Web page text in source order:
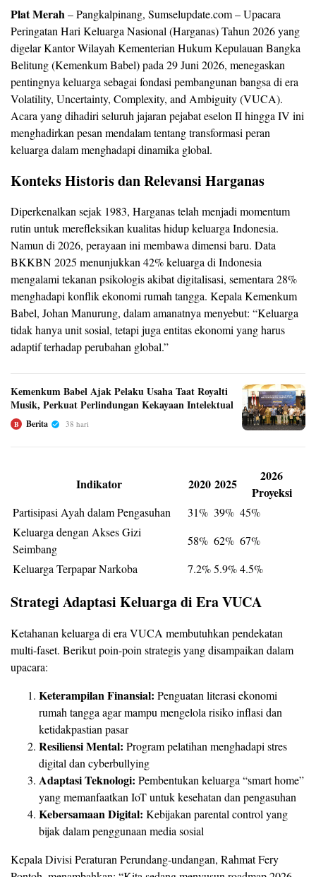
Plat Merah– Pangkalpinang, Sumselupdate.com – Upacara
Peringatan Hari Keluarga Nasional (Harganas) Tahun 2026 yang
digelar Kantor Wilayah Kementerian Hukum Kepulauan Bangka
Belitung (Kemenkum Babel) pada 29 Juni 2026, menegaskan
pentingnya keluarga sebagai fondasi pembangunan bangsa di era
Volatility, Uncertainty, Complexity, and Ambiguity (VUCA).
Acara yang dihadiri seluruh jajaran pejabat eselon II hingga IV ini
menghadirkan pesan mendalam tentang transformasi peran
keluarga dalam menghadapi dinamika global.
Konteks Historis dan Relevansi Harganas
Diperkenalkan sejak 1983, Harganas telah menjadi momentum
rutin untuk merefleksikan kualitas hidup keluarga Indonesia.
Namun di 2026, perayaan ini membawa dimensi baru. Data
BKKBN 2025 menunjukkan 42% keluarga di Indonesia
mengalami tekanan psikologis akibat digitalisasi, sementara 28%
menghadapi konflik ekonomi rumah tangga. Kepala Kemenkum
Babel, Johan Manurung, dalam amanatnya menyebut: “Keluarga
tidak hanya unit sosial, tetapi juga entitas ekonomi yang harus
adaptif terhadap perubahan global.”
Kemenkum Babel Ajak Pelaku Usaha Taat Royalti
Musik, Perkuat Perlindungan Kekayaan Intelektual
B Berita 38 hari
Indikator 2020 2025
2026
Proyeksi
Partisipasi Ayah dalam Pengasuhan 31% 39% 45%
Keluarga dengan Akses Gizi
Seimbang
58% 62% 67%
Keluarga Terpapar Narkoba
7.2%5.9%4.5%
Strategi Adaptasi Keluarga di Era VUCA
Ketahanan keluarga di era VUCA membutuhkan pendekatan
multi-faset. Berikut poin-poin strategis yang disampaikan dalam
upacara:
Keterampilan Finansial: Penguatan literasi ekonomi
rumah tangga agar mampu mengelola risiko inflasi dan
ketidakpastian pasar
Resiliensi Mental: Program pelatihan menghadapi stres
digital dan cyberbullying
Adaptasi Teknologi: Pembentukan keluarga “smart home”
yang memanfaatkan IoT untuk kesehatan dan pengasuhan
Kebersamaan Digital: Kebijakan parental control yang
bijak dalam penggunaan media sosial
Kepala Divisi Peraturan Perundang-undangan, Rahmat Fery